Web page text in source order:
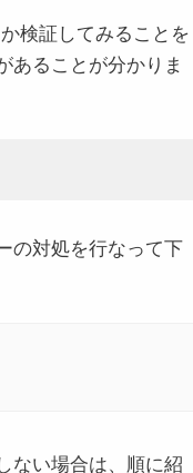
検証してみることを
あることが分かりま
の対処を行なって下
ない場合は、順に紹